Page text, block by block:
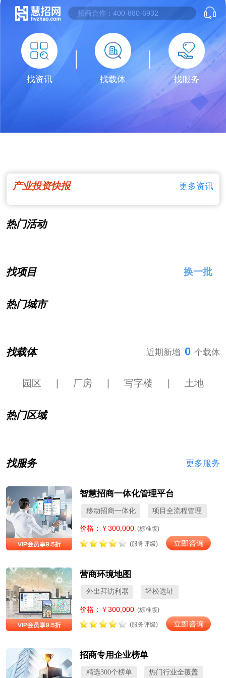
找资讯 找载体 找服务
产业投资快报 更多资讯
热门活动
找项目 换一批
热门城市
找载体 近期新增 0 个载体
园区 厂房 写字楼 土地
热门区域
找服务 更多服务
智慧招商一体化管理平台
移动招商一体化 项目全流程管理
价格：￥300,000 (标准版)
(服务评级)
营商环境地图
外出拜访利器 轻松选址
价格：￥300,000 (标准版)
(服务评级)
招商专用企业榜单
精选300个榜单 热门行业全覆盖